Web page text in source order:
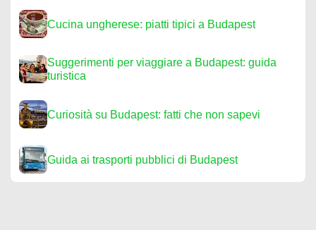
Cucina ungherese: piatti tipici a Budapest
Suggerimenti per viaggiare a Budapest: guida
turistica
Curiosità su Budapest: fatti che non sapevi
Guida ai trasporti pubblici di Budapest